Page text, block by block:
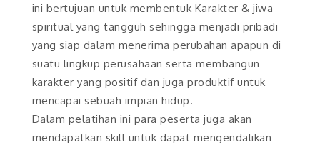
ini bertujuan untuk membentuk Karakter & jiwa
spiritual yang tangguh sehingga menjadi pribadi
yang siap dalam menerima perubahan apapun di
suatu lingkup perusahaan serta membangun
karakter yang positif dan juga produktif untuk
mencapai sebuah impian hidup.
Dalam pelatihan ini para peserta juga akan
mendapatkan skill untuk dapat mengendalikan